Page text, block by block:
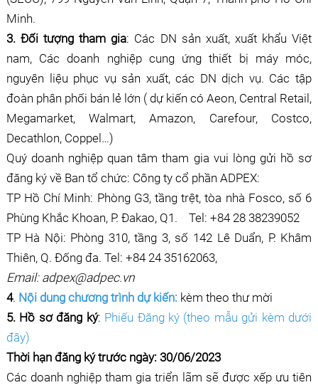
Minh.
3. Đối tượng tham gia: Các DN sản xuất, xuất khẩu Việt
nam, Các doanh nghiệp cung ứng thiết bị máy móc,
nguyên liệu phục vụ sản xuất, các DN dịch vụ. Các tập
đoàn phân phối bán lẻ lớn ( dự kiến có Aeon, Central Retail,
Megamarket, Walmart, Amazon, Carefour, Costco,
Decathlon, Coppel…)
Quý doanh nghiệp quan tâm tham gia vui lòng gửi hồ sơ
đăng ký về Ban tổ chức: Công ty cổ phần ADPEX:
TP Hồ Chí Minh: Phòng G3, tầng trệt, tòa nhà Fosco, số 6
Phùng Khắc Khoan, P. Đakao, Q1. Tel: +84 28 38239052
TP Hà Nội: Phòng 310, tầng 3, số 142 Lê Duẩn, P. Khâm
Thiên, Q. Đống đa. Tel: +84 24 35162063,
Email: adpex@adpec.vn
4. Nội dung chương trình dự kiến: kèm theo thư mời
5. Hồ sơ đăng ký: Phiếu Đăng ký (theo mẫu gửi kèm dưới
đây)
Thời hạn đăng ký trước ngày: 30/06/2023
Các doanh nghiệp tham gia triển lãm sẽ được xếp ưu tiên